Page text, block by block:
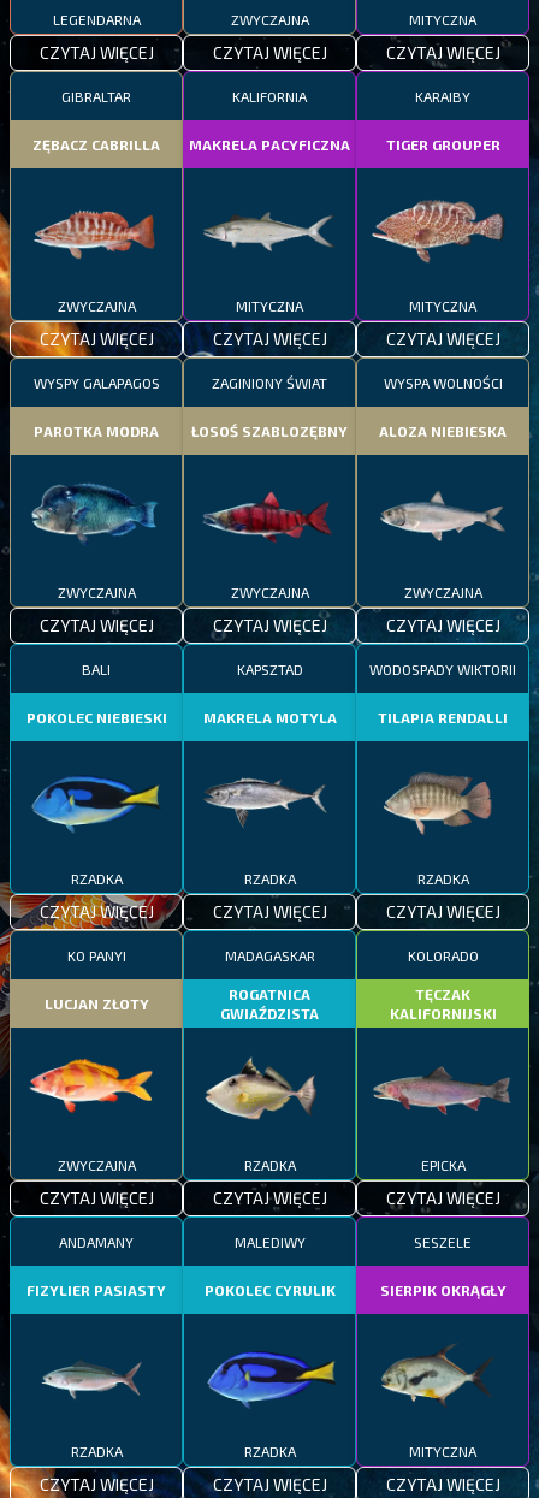
LEGENDARNA
CZYTAJ WIĘCEJ
ZWYCZAJNA
CZYTAJ WIĘCEJ
MITYCZNA
CZYTAJ WIĘCEJ
GIBRALTAR
ZĘBACZ CABRILLA
ZWYCZAJNA
CZYTAJ WIĘCEJ
KALIFORNIA
MAKRELA PACYFICZNA
MITYCZNA
CZYTAJ WIĘCEJ
KARAIBY
TIGER GROUPER
MITYCZNA
CZYTAJ WIĘCEJ
WYSPY GALAPAGOS
PAROTKA MODRA
ZWYCZAJNA
CZYTAJ WIĘCEJ
ZAGINIONY ŚWIAT
ŁOSOŚ SZABLOZĘBNY
ZWYCZAJNA
CZYTAJ WIĘCEJ
WYSPA WOLNOŚCI
ALOZA NIEBIESKA
ZWYCZAJNA
CZYTAJ WIĘCEJ
BALI
POKOLEC NIEBIESKI
RZADKA
CZYTAJ WIĘCEJ
KAPSZTAD
MAKRELA MOTYLA
RZADKA
CZYTAJ WIĘCEJ
WODOSPADY WIKTORII
TILAPIA RENDALLI
RZADKA
CZYTAJ WIĘCEJ
KO PANYI
LUCJAN ZŁOTY
ZWYCZAJNA
CZYTAJ WIĘCEJ
MADAGASKAR
ROGATNICA
GWIAŹDZISTA
RZADKA
CZYTAJ WIĘCEJ
KOLORADO
TĘCZAK
KALIFORNIJSKI
EPICKA
CZYTAJ WIĘCEJ
ANDAMANY
FIZYLIER PASIASTY
RZADKA
CZYTAJ WIĘCEJ
MALEDIWY
POKOLEC CYRULIK
RZADKA
CZYTAJ WIĘCEJ
SESZELE
SIERPIK OKRĄGŁY
MITYCZNA
CZYTAJ WIĘCEJ